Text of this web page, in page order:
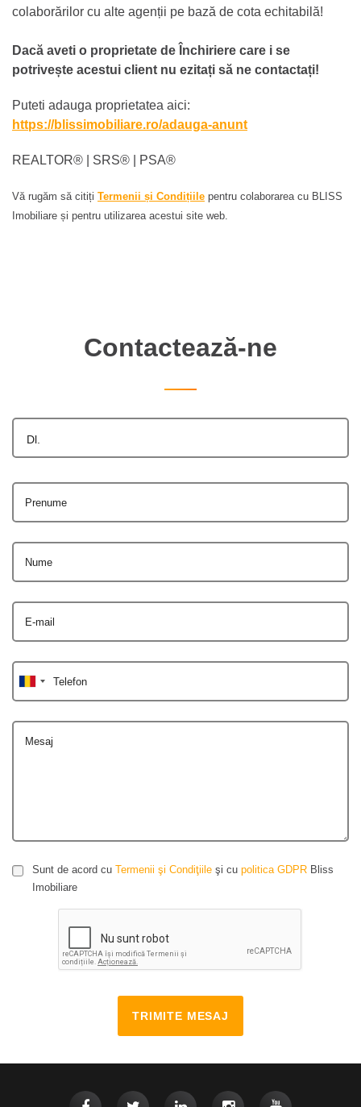
colaborărilor cu alte agenții pe bază de cota echitabilă!
Dacă aveti o proprietate de Închiriere care i se
potrivește acestui client nu ezitați să ne contactați!
Puteti adauga proprietatea aici:
https://blissimobiliare.ro/adauga-anunt
REALTOR®️ | SRS®️ | PSA®️
Vă rugăm să citiți Termenii și Condițiile pentru colaborarea cu BLISS
Imobiliare și pentru utilizarea acestui site web.
Contactează-ne
Dl.
Prenume
Nume
E-mail
Telefon
Mesaj
Sunt de acord cu Termenii şi Condiţiile şi cu politica GDPR Bliss
Imobiliare
TRIMITE MESAJ